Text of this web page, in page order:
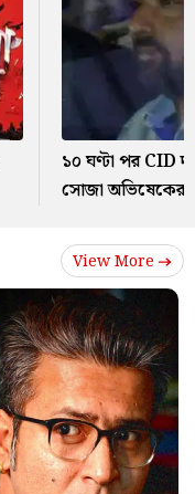
১০ ঘণ্টা পর CID
সোজা অভিষেকের
View More